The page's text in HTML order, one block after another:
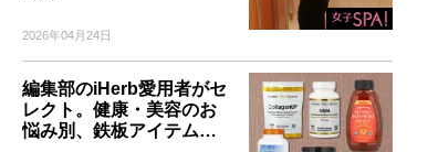
2026年04月24日
編集部のiHerb愛用者がセ
レクト。健康・美容のお
悩み別、鉄板アイテム…